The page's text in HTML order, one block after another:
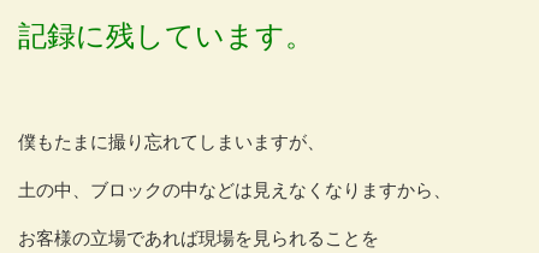
記録に残しています。
僕もたまに撮り忘れてしまいますが、
土の中、ブロックの中などは見えなくなりますから、
お客様の立場であれば現場を見られることを